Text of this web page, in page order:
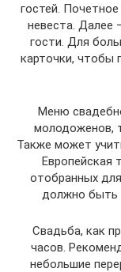
гостей.
невеста. Далее
гости. Для
карточки, чтобы
Меню
молодоженов,
Также может
Европейская
отобранных
должно быть
Свадьба, как
часов.
небольшие